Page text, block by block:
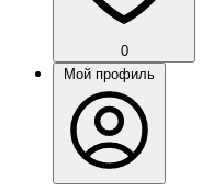
0
Мой профиль